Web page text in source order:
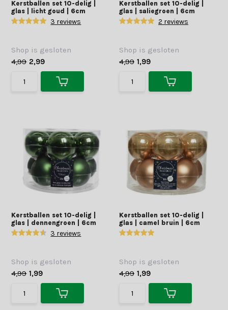
Kerstballen set 10-delig |
glas | licht goud | 6cm
3 reviews
Shop is gesloten
4,99 2,99
Kerstballen set 10-delig |
glas | saliegroen | 6cm
2 reviews
Shop is gesloten
4,99 1,99
Kerstballen set 10-delig |
glas | dennengroen | 6cm
3 reviews
Shop is gesloten
4,99 1,99
Kerstballen set 10-delig |
glas | camel bruin | 6cm
Shop is gesloten
4,99 1,99